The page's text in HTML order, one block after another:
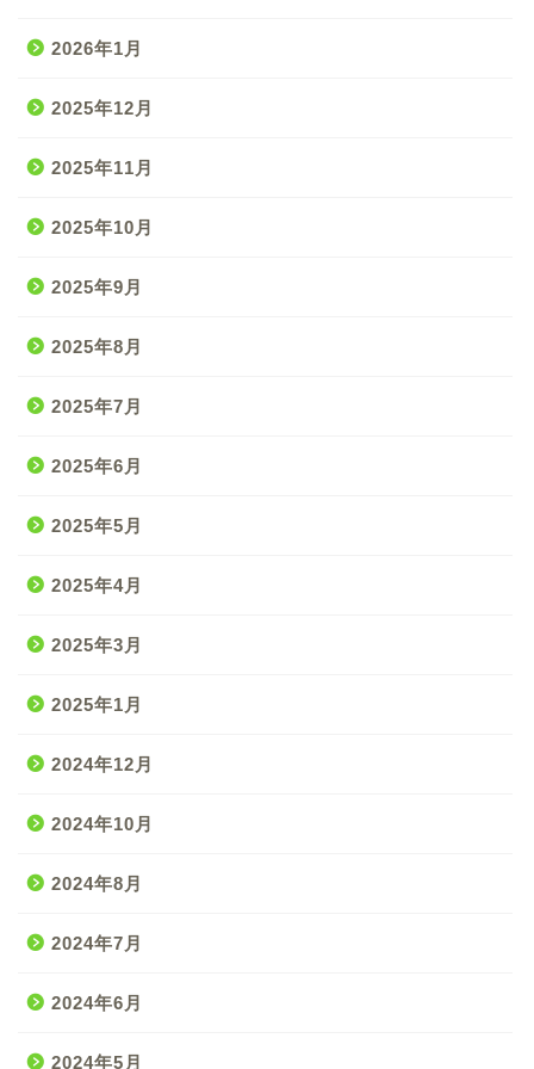
2026年1月
2025年12月
2025年11月
2025年10月
2025年9月
2025年8月
2025年7月
2025年6月
2025年5月
2025年4月
2025年3月
2025年1月
2024年12月
2024年10月
2024年8月
2024年7月
2024年6月
2024年5月